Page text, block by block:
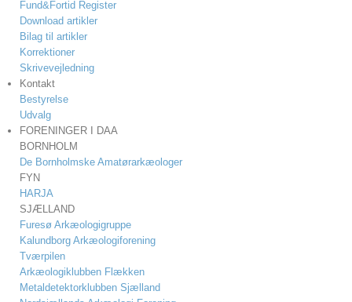
Fund&Fortid Register
Download artikler
Bilag til artikler
Korrektioner
Skrivevejledning
Kontakt
Bestyrelse
Udvalg
FORENINGER I DAA
BORNHOLM
De Bornholmske Amatørarkæologer
FYN
HARJA
SJÆLLAND
Furesø Arkæologigruppe
Kalundborg Arkæologiforening
Tværpilen
Arkæologiklubben Flækken
Metaldetektorklubben Sjælland